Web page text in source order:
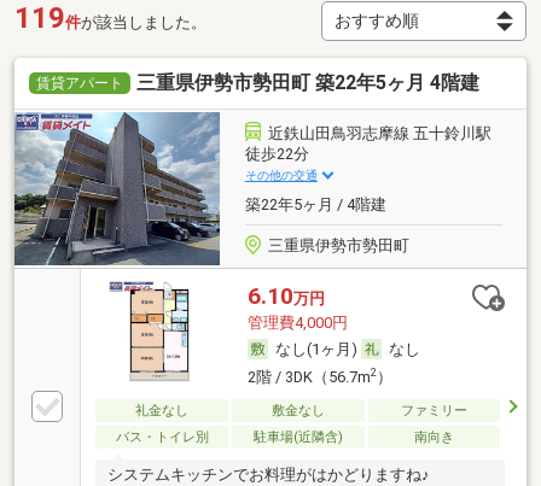
119件が該当しました。
賃貸アパート 三重県伊勢市勢田町 築22年5ヶ月 4階建
近鉄山田鳥羽志摩線 五十鈴川駅
徒歩22分
その他の交通
築22年5ヶ月 / 4階建
三重県伊勢市勢田町
6.10万円
管理費4,000円
なし(1ヶ月)
なし
2階 / 3DK（56.7m2）
礼金なし 敷金なし
ファミリー
バス・トイレ別
駐車場(近隣含) 南向き
システムキッチンでお料理がはかどりますね♪